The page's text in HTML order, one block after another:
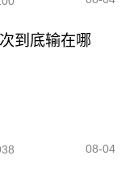
到底输在哪
08-04